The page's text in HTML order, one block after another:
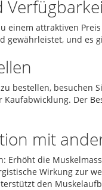
einem attraktiven
gewährleistet, und es
bestellen, besuchen
Kaufabwicklung. Der
mit
Erhöht die
Wirkung zur
den